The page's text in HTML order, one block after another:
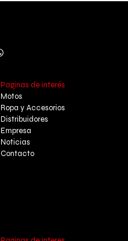
Paginas de interés
Motos
Ropa y Accesorios
Distribuidores
Empresa
Noticias
Contacto